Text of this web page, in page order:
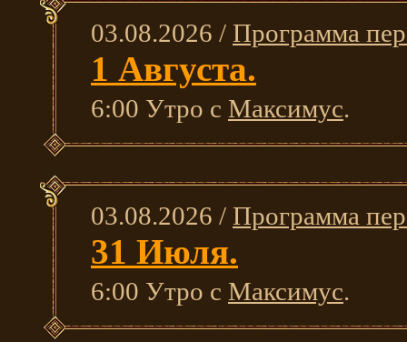
03.08.2026 / Программа
1 Августа.
6:00 Утро с Максимус.
03.08.2026 / Программа
31 Июля.
6:00 Утро с Максимус.